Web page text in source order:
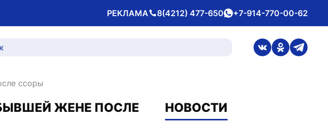
РЕКЛАМА
Телефон 8(4212) 477-650whatsApp
+7-914-770-00-62
ссылка на
ссылка на
ссоры
ЖЕНЕ ПОСЛЕ
НОВОСТИ